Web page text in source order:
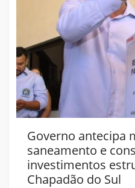
Governo antecipa
saneamento e
investimentos
Chapadão do Sul